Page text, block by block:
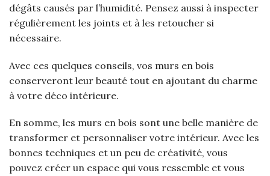
dégâts causés par l’humidité. Pensez aussi à inspecter
régulièrement les joints et à les retoucher si
nécessaire.
Avec ces quelques conseils, vos murs en bois
conserveront leur beauté tout en ajoutant du charme
à votre déco intérieure.
En somme, les murs en bois sont une belle manière de
transformer et personnaliser votre intérieur. Avec les
bonnes techniques et un peu de créativité, vous
pouvez créer un espace qui vous ressemble et vous